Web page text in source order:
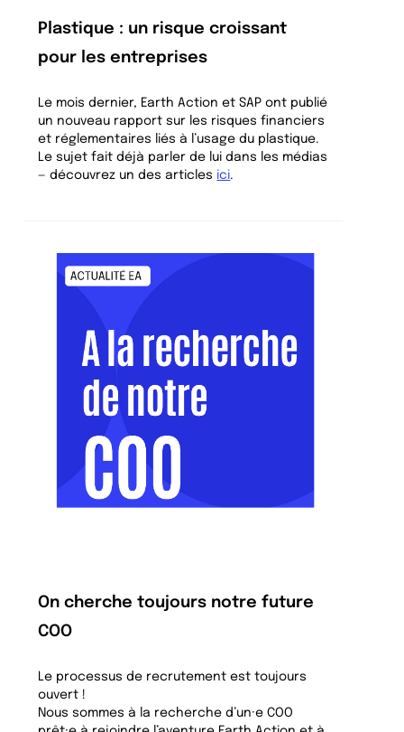
Plastique : un risque croissant
pour les entreprises
Le mois dernier, Earth Action et SAP ont publié
un nouveau rapport sur les risques financiers
et réglementaires liés à l’usage du plastique.
Le sujet fait déjà parler de lui dans les médias
— découvrez un des articles ici.
On cherche toujours notre future
COO
Le processus de recrutement est toujours
ouvert !
Nous sommes à la recherche d’un·e COO